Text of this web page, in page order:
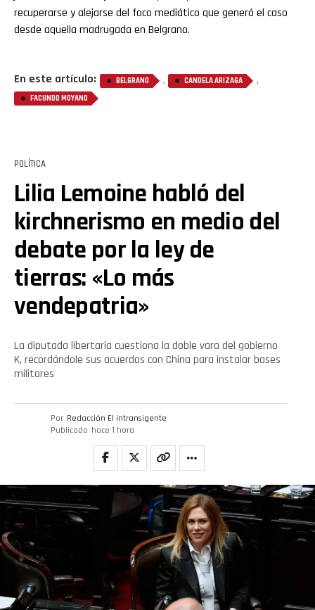
recuperarse y alejarse del foco mediático que generó el caso
desde aquella madrugada en Belgrano.
En este artículo: BELGRANO , CANDELA ARIZAGA ,
FACUNDO MOYANO
POLÍTICA
Lilia Lemoine habló del
kirchnerismo en medio del
debate por la ley de
tierras: «Lo más
vendepatria»
La diputada libertaria cuestiona la doble vara del gobierno
K, recordándole sus acuerdos con China para instalar bases
militares
Por Redacción El intransigente
Publicado hace 1 hora